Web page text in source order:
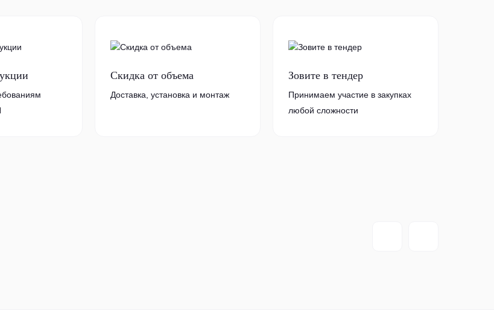
Скидка от объема
Доставка, установка и монтаж
Зовите в тендер
Принимаем участие в закупках
любой сложности